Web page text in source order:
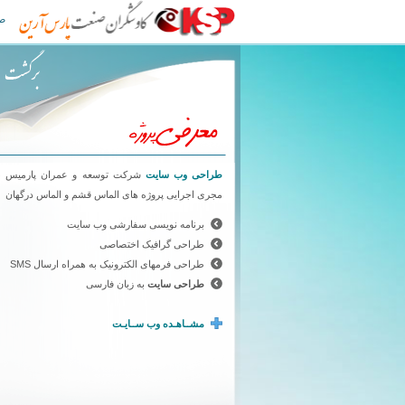
طراحی سایت کاوشگران صنعت پارس آرین
طراحی وب سایت شرکت توسعه و عمران پارمیس
مجری اجرایی پروژه های الماس قشم و الماس درگهان
برنامه نویسی سفارشی وب سایت
طراحی گرافیک اختصاصی
طراحی فرمهای الکترونیک به همراه ارسال SMS
طراحی سایت به زبان فارسی
مشــاهـده وب ســایـت